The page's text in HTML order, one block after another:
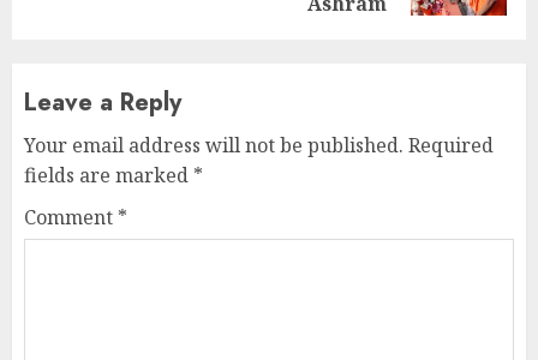
Leave a Reply
Your email address will not be published. Required
fields are marked *
Comment *